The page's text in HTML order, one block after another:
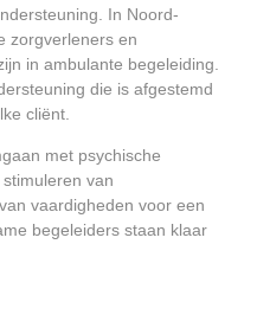
In Noord-
zorgverleners en
in ambulante begeleiding.
die is afgestemd
cliënt.
met psychische
van
vaardigheden voor een
begeleiders staan klaar